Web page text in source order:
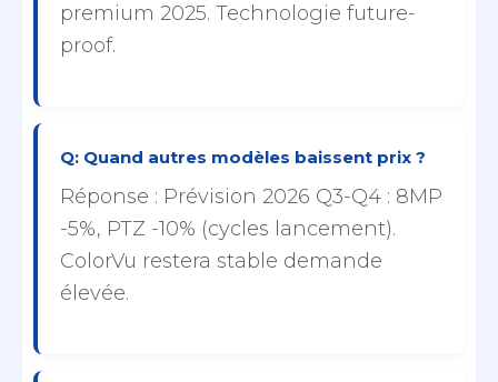
premium 2025. Technologie future-
proof.
Q: Quand autres modèles baissent prix ?
Réponse : Prévision 2026 Q3-Q4 : 8MP
-5%, PTZ -10% (cycles lancement).
ColorVu restera stable demande
élevée.